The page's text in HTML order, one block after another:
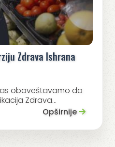
Zdrava Ishrana
obaveštavamo da
Zdrava...
Opširnije